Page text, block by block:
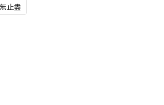
止盡